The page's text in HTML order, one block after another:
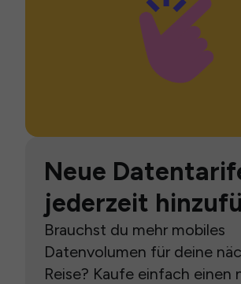
Neue
jederzeit
Brauchst du mehr mobiles
Datenvolumen für deine
Reise? Kaufe einfach einen